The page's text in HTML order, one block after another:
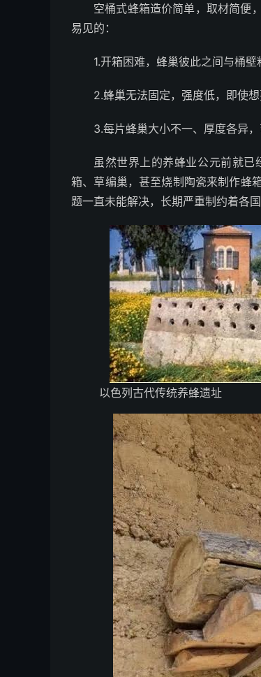
空桶式蜂箱造价简单，取材简便
易见的：
1.开箱困难，蜂巢彼此之间与桶壁
2.蜂巢无法固定，强度低，即使
3.每片蜂巢大小不一、厚度各异
虽然世界上的养蜂业公元前就
箱、草编巢，甚至烧制陶瓷来制作蜂
题一直未能解决，长期严重制约着各国
以色列古代传统养蜂遗址